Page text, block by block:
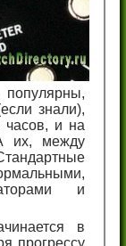
знали),
часов, и на
их, между
и
в